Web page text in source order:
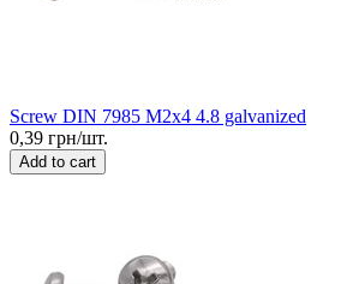
Screw DIN 7985 M2x4 4.8 galvanized
0,39 грн/шт.
Add to cart